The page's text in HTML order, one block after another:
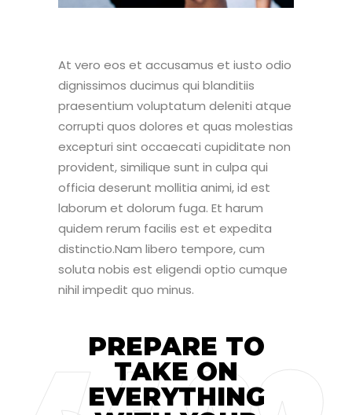
At vero eos et accusamus et iusto odio
dignissimos ducimus qui blanditiis
praesentium voluptatum deleniti atque
corrupti quos dolores et quas molestias
excepturi sint occaecati cupiditate non
provident, similique sunt in culpa qui
officia deserunt mollitia animi, id est
laborum et dolorum fuga. Et harum
quidem rerum facilis est et expedita
distinctio.Nam libero tempore, cum
soluta nobis est eligendi optio cumque
nihil impedit quo minus.
PREPARE TO
TAKE ON
EVERYTHING